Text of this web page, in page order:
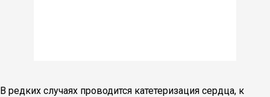
В редких случаях проводится катетеризация сердца, к